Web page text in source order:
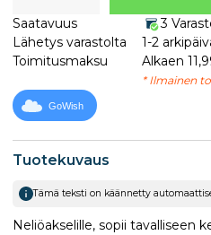
Tuotekuvaus
Tämä teksti on käännetty
Neliöakselille, sopii tavalliseen
Saatavuus
3
Lähetys varastolta
1-2
Toimitusmaksu
Alkaen
* Ilmainen
GoWish